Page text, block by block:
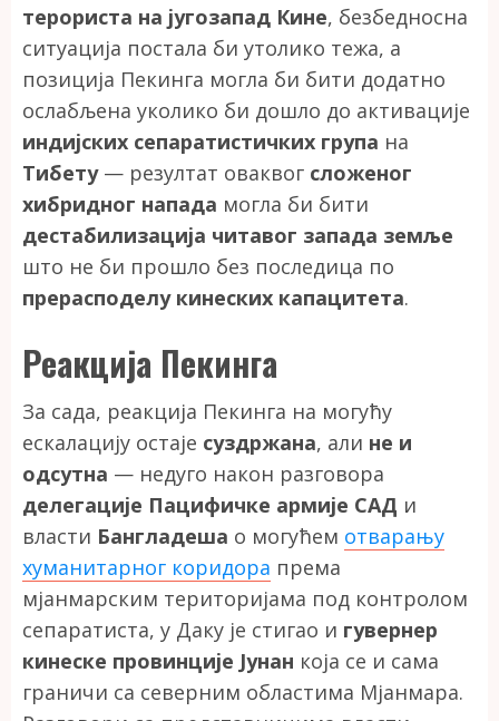
терориста на југозапад Кине, безбедносна
ситуација постала би утолико тежа, а
позиција Пекинга могла би бити додатно
ослабљена уколико би дошло до активације
индијских сепаратистичких група на
Тибету— резултат оваквог сложеног
хибридног напада могла би бити
дестабилизација читавог запада земље
што не би прошло без последица по
прерасподелу кинеских капацитета.
Реакција Пекинга
За сада, реакција Пекинга на могућу
ескалацију остаје суздржана, али не и
одсутна — недуго након разговора
делегације Пацифичке армије САД и
власти Бангладеша о могућем отварању
хуманитарног коридора према
мјанмарским територијама под контролом
сепаратиста, у Даку је стигао и гувернер
кинеске провинције Јунан која се и сама
граничи са северним областима Мјанмара.